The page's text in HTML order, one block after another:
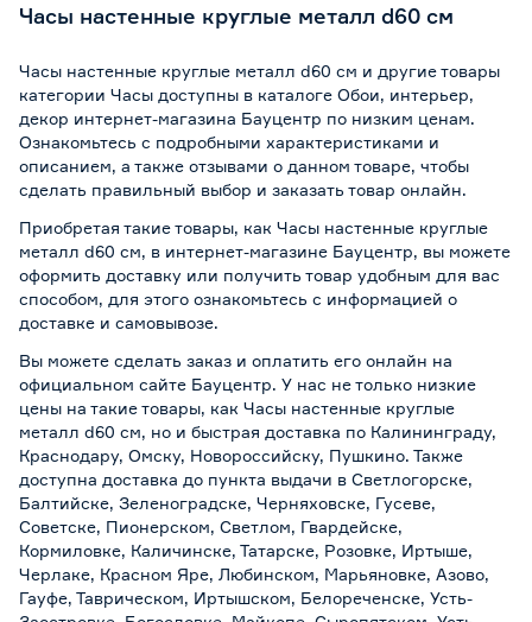
Часы настенные круглые металл d60 см
Часы настенные круглые металл d60 см и другие товары
категории Часы доступны в каталоге Обои, интерьер,
декор интернет-магазина Бауцентр по низким ценам.
Ознакомьтесь с подробными характеристиками и
описанием, а также отзывами о данном товаре, чтобы
сделать правильный выбор и заказать товар онлайн.
Приобретая такие товары, как Часы настенные круглые
металл d60 см, в интернет-магазине Бауцентр, вы можете
оформить доставку или получить товар удобным для вас
способом, для этого ознакомьтесь с информацией о
доставке и самовывозе.
Вы можете сделать заказ и оплатить его онлайн на
официальном сайте Бауцентр. У нас не только низкие
цены на такие товары, как Часы настенные круглые
металл d60 см, но и быстрая доставка по Калининграду,
Краснодару, Омску, Новороссийску, Пушкино. Также
доступна доставка до пункта выдачи в Светлогорске,
Балтийске, Зеленоградске, Черняховске, Гусеве,
Советске, Пионерском, Светлом, Гвардейске,
Кормиловке, Каличинске, Татарске, Розовке, Иртыше,
Черлаке, Красном Яре, Любинском, Марьяновке, Азово,
Гауфе, Таврическом, Иртышском, Белореченске, Усть-